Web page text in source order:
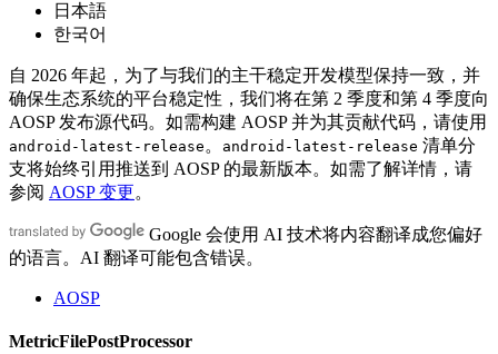
日本語
한국어
自 2026 年起，为了与我们的主干稳定开发模型保持一致，并
确保生态系统的平台稳定性，我们将在第 2 季度和第 4 季度向
AOSP 发布源代码。如需构建 AOSP 并为其贡献代码，请使用
android-latest-release 。 android-latest-release 清单分
支将始终引用推送到 AOSP 的最新版本。如需了解详情，请
参阅 AOSP 变更。
Google 会使用 AI 技术将内容翻译成您偏好
的语言。AI 翻译可能包含错误。
AOSP
MetricFilePostProcessor